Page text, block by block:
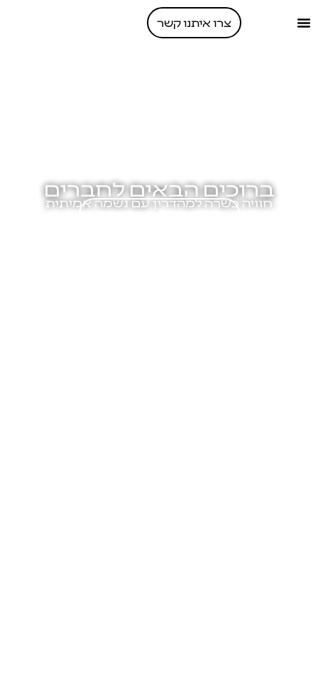
צרו איתנו קשר
ברוכים הבאים לחברים
חוויה כשרה למהדרין עם נשמה אמיתית
להזמנת שולחן במסעדה